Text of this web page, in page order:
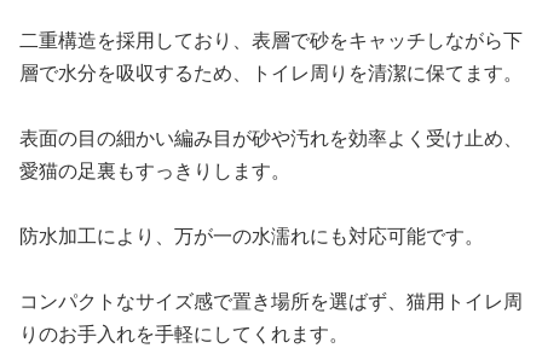
二重構造を採用しており、表層で砂をキャッチしながら下
層で水分を吸収するため、トイレ周りを清潔に保てます。
表面の目の細かい編み目が砂や汚れを効率よく受け止め、
愛猫の足裏もすっきりします。
防水加工により、万が一の水濡れにも対応可能です。
コンパクトなサイズ感で置き場所を選ばず、猫用トイレ周
りのお手入れを手軽にしてくれます。